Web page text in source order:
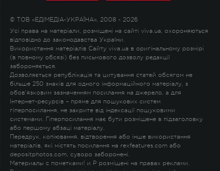
© ТОВ «ЕДІМЕДІА-УКРАЇНА», 2008 - 2026
Усі права на матеріали, розміщені на сайті viva.ua, охороняються
відповідно до законодавства України.
Використання матеріалів Сайту viva.ua в оригінальному розмірі
(в повному обсязі) без письмового дозволу редакції
забороняється.
Дозволяється републікація та цитування статей обсягом не
більше 250 знаків для одного інформаційного матеріалу, з
обов'язковим зазначенням посилання на джерело, а для
Інтернет-ресурсів – пряме для пошукових систем
гіперпосилання, не закрите від індексації пошуковими
системами. Гіперпосилання має бути розміщене в підзаголовку
або першому абзаці матеріалу.
Передрук, копіювання, відтворення або інше використання
матеріалів, які містять посилання на rexfeatures.com або
depositphotos.com, суворо заборонені.
Материалы с пометками! и P розміщені на правах реклами.